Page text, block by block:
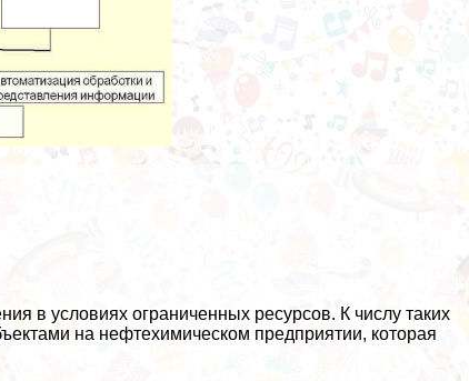
в условиях ограниченных ресурсов. К числу таких
на нефтехимическом предприятии, которая